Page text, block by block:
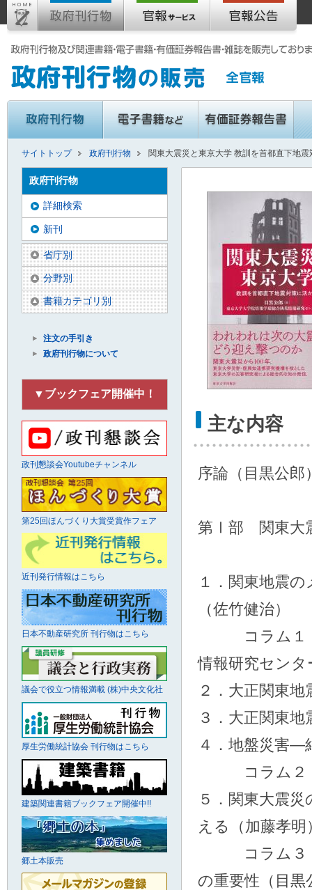
サイトトップ 政府刊行物 関東大震災と東京大学 教訓を首都直下地震
主な内容
序論（目黒公郎
第Ⅰ部 関東大
１．関東地震
（佐竹健治）
コラム１ 大
情報研究センタ
２．大正関東
３．大正関東
４．地盤災害―
コラム２
５．関東大震
える（加藤孝明
コラム３ 地
の重要性（目黒
政府刊行物
詳細検索
新刊
省庁別
分野別
書籍カテゴリ別
注文の手引き
政府刊行物について
▼ブックフェア開催中！
政刊懇談会Youtubeチャンネル
第25回ほんづくり大賞受賞作フェア
近刊発行情報はこちら
日本不動産研究所 刊行物はこちら
議会で役立つ情報満載 (株)中央文化社
厚生労働統計協会 刊行物はこちら
建築関連書籍ブックフェア開催中!!
郷土本販売